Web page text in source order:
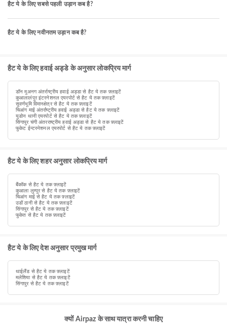
हैट ये के लिए सबसे पहली उड़ान कब है?
हैट ये के लिए नवीनतम उड़ान कब है?
हैट ये के लिए हवाई अड्डे के अनुसार लोकप्रिय मार्ग
डॉन मुअनग अंतर्राष्ट्रीय हवाई अड्डा से हैट ये तक फ़्लाइटें
कुआलालंपुर इंटरनेशनल एयरपोर्ट से हैट ये तक फ़्लाइटें
सुवर्णभूमि विमानक्षेत्र से हैट ये तक फ़्लाइटें
चिआंग माई अंतर्राष्ट्रीय हवाई अड्डा से हैट ये तक फ़्लाइटें
युडोन थानी एयरपोर्ट से हैट ये तक फ़्लाइटें
सिंगापुर चंगी अंतरराष्ट्रीय हवाई अड्डा से हैट ये तक फ़्लाइटें
फुकेट ईन्टरनेशनल एयरपोर्ट से हैट ये तक फ़्लाइटें
हैट ये के लिए शहर अनुसार लोकप्रिय मार्ग
बैंकॉक से हैट ये तक फ़्लाइटें
कुआला लुम्पुर से हैट ये तक फ़्लाइटें
चिआंग माई से हैट ये तक फ़्लाइटें
उडों ठानी से हैट ये तक फ़्लाइटें
सिंगापुर से हैट ये तक फ़्लाइटें
फुकेत से हैट ये तक फ़्लाइटें
हैट ये के लिए देश अनुसार प्रमुख मार्ग
थाईलैंड से हैट ये तक फ़्लाइटें
मलेशिया से हैट ये तक फ़्लाइटें
सिंगापुर से हैट ये तक फ़्लाइटें
क्यों Airpaz के साथ यात्रा करनी चाहिए